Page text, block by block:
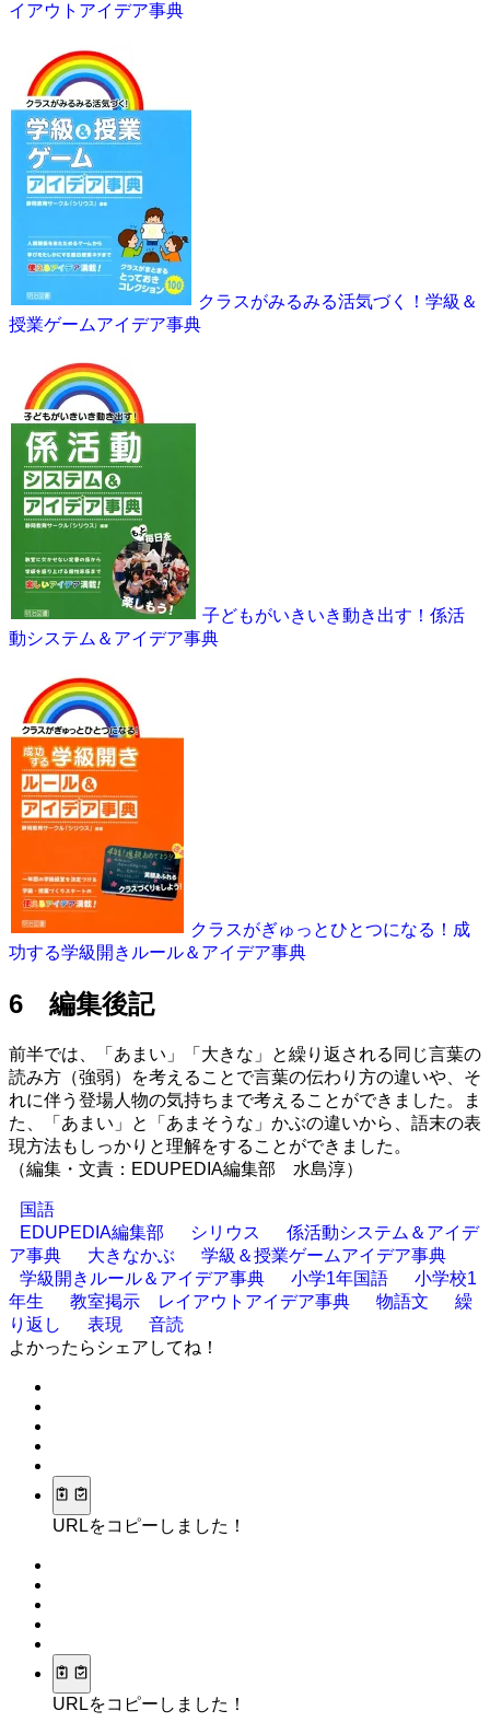
イアウトアイデア事典
クラスがみるみる活気づく！学級＆
授業ゲームアイデア事典
子どもがいきいき動き出す！係活
動システム＆アイデア事典
クラスがぎゅっとひとつになる！成
功する学級開きルール＆アイデア事典
6 編集後記
前半では、「あまい」「大きな」と繰り返される同じ言葉の
読み方（強弱）を考えることで言葉の伝わり方の違いや、そ
れに伴う登場人物の気持ちまで考えることができました。ま
た、「あまい」と「あまそうな」かぶの違いから、語末の表
現方法もしっかりと理解をすることができました。
（編集・文責：EDUPEDIA編集部 水島淳）
国語
EDUPEDIA編集部
シリウス
係活動システム＆アイデ
ア事典
大きなかぶ
学級＆授業ゲームアイデア事典
学級開きルール＆アイデア事典
小学1年国語
小学校1
年生
教室掲示 レイアウトアイデア事典 物語文
繰
り返し
表現
音読
よかったらシェアしてね！
URLをコピーしました！
URLをコピーしました！